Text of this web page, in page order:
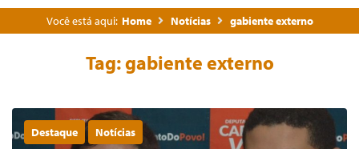
Você está aqui: Home Notícias gabiente externo
Tag:gabiente externo
Destaque Notícias